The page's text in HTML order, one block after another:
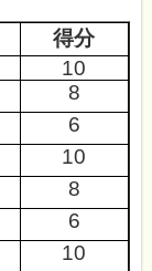
得分
10
8
6
10
8
6
10